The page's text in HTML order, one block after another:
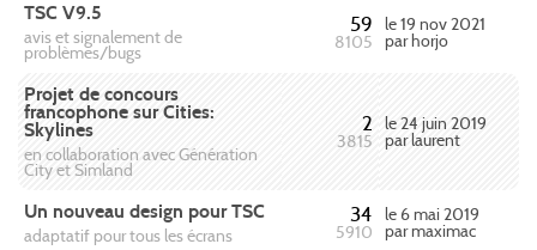
TSC V9.5
avis et signalement de
problèmes/bugs
59
8105
le 19 nov 2021
par horjo
Projet de concours
francophone sur Cities:
Skylines
en collaboration avec Génération
City et Simland
2
3815
le 24 juin 2019
par laurent
Un nouveau design pour TSC
adaptatif pour tous les écrans
34
5910
le 6 mai 2019
par maximac